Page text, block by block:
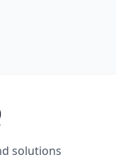
solutions